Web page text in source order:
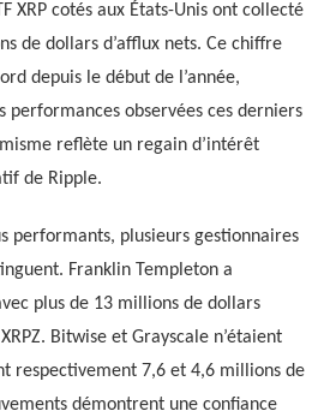
XRP cotés aux États-Unis ont collecté
de dollars d’afflux nets. Ce chiffre
depuis le début de l’année,
performances observées ces derniers
reflète un regain d’intérêt
de Ripple.
performants, plusieurs gestionnaires
Franklin Templeton a
plus de 13 millions de dollars
Bitwise et Grayscale n’étaient
respectivement 7,6 et 4,6 millions de
démontrent une confiance